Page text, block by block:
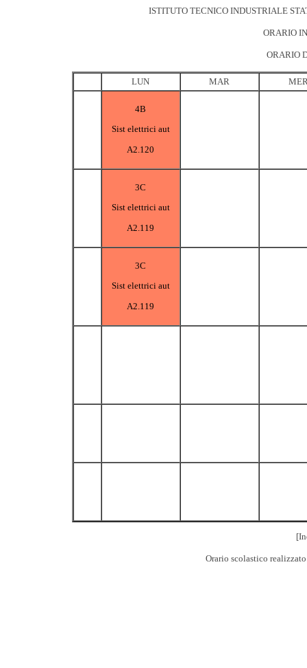
ISTITUTO TECNICO INDUSTRIALE
ORARIO
ORARIO
LUN MAR
4B
Sist elettrici aut
A2.120
3C
Sist elettrici aut
A2.119
3C
Sist elettrici aut
A2.119
Orario scolastico